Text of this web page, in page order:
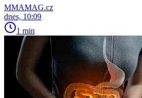
MMAMAG.cz
dnes, 10:09
1 min